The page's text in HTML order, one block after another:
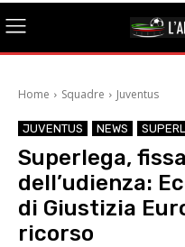
Home Squadre Juventus
JUVENTUS NEWS
Superlega,
dell’udienza:
di Giustizia
ricorso